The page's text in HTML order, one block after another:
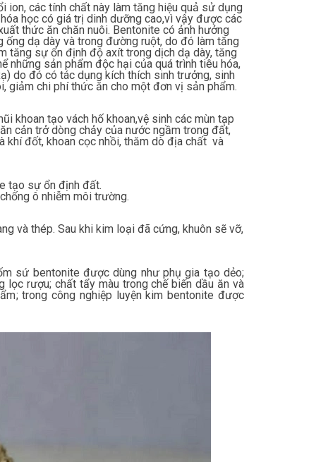
các tính chất này làm tăng hiệu quả sử dụng
học có giá trị dinh dưỡng cao,vì vậy được các
thức ăn chăn nuôi. Bentonite có ảnh hưởng
dạ dày và trong đường ruột, do đó làm tăng
tăng sự ổn định độ axít trong dịch dạ dày, tăng
những sản phẩm độc hại của quá trình tiêu hóa,
do đó có tác dụng kích thích sinh trưởng, sinh
giảm chi phí thức ăn cho một đơn vị sản phẩm.
khoan tạo vách hố khoan,vệ sinh các mùn tạp
cản trở dòng chảy của nước ngầm trong đất,
khí đốt, khoan cọc nhồi, thăm dò địa chất và
tạo sự ổn định đất.
ô nhiễm môi trường.
và thép. Sau khi kim loại đã cứng, khuôn sẽ vỡ,
sứ bentonite được dùng như phụ gia tạo dẻo;
rượu; chất tẩy màu trong chế biến dầu ăn và
trong công nghiệp luyện kim bentonite được